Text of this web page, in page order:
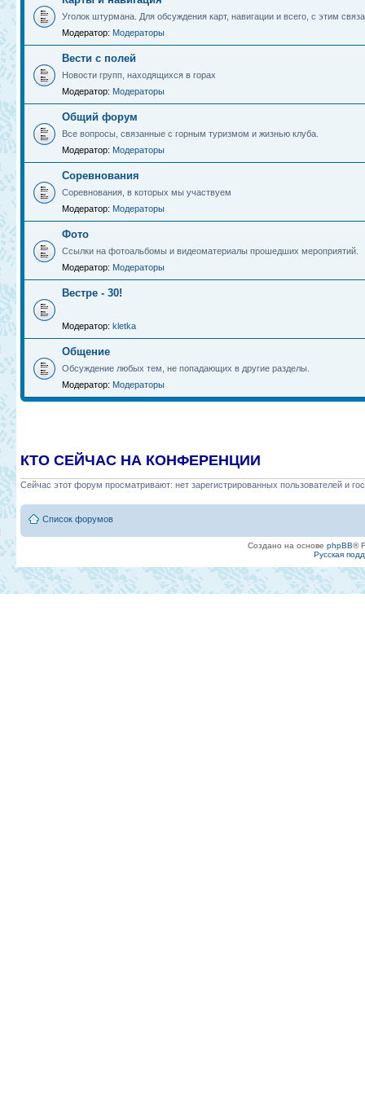
Уголок штурмана. Для обсуждения карт, навигации и всего, с этим
Модератор: Модераторы
Вести с полей
Новости групп, находящихся в горах
Модератор: Модераторы
Общий форум
Все вопросы, связанные с горным туризмом и жизнью клуба.
Модератор: Модераторы
Соревнования
Соревнования, в которых мы участвуем
Модератор: Модераторы
Фото
Ссылки на фотоальбомы и видеоматериалы прошедших мероприятий.
Модератор: Модераторы
Вестре - 30!
Модератор: kletka
Общение
Обсуждение любых тем, не попадающих в другие разделы.
Модератор: Модераторы
КТО СЕЙЧАС НА КОНФЕРЕНЦИИ
Сейчас этот форум просматривают: нет зарегистрированных пользователей и
Список форумов
Создано на основе phpBB®
Русская